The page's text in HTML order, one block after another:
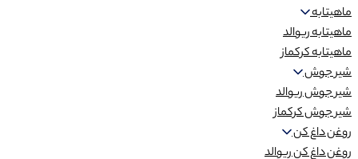
ماهیتابه
ماهیتابه ریوالد
ماهیتابه کرکماز
شیر جوش
شیر جوش ریوالد
شیر جوش کرکماز
روغن داغ کن
روغن داغ کن ریوالد